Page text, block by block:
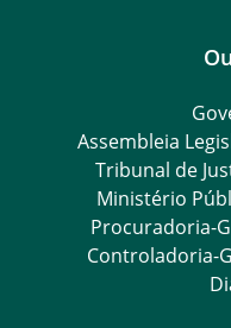
Assembleia
Tribunal de
Ministério
Procuradoria-
Controladoria-